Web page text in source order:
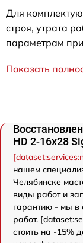
Для
строя, утрата
параметрам
Показать
HD 2-16x28
нашем
Челябинске
виды работ и
гарантию - мы в
работ.
стоить на -15%